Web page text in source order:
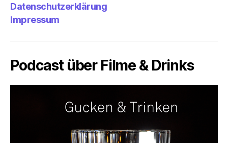
Datenschutzerklärung
Impressum
Podcast über Filme & Drinks